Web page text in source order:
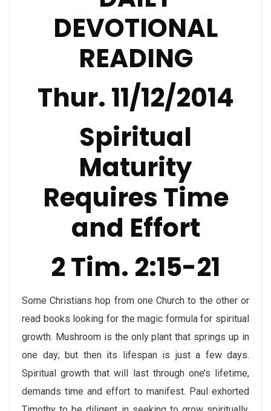
DEVOTIONAL
READING
Thur. 11/12/2014
Spiritual
Maturity
Requires Time
and Effort
2 Tim. 2:15-21
Some Christians hop from one Church to the other or
read books looking for the magic formula for spiritual
growth. Mushroom is the only plant that springs up in
one day; but then its lifespan is just a few days.
Spiritual growth that will last through one’s lifetime,
demands time and effort to manifest. Paul exhorted